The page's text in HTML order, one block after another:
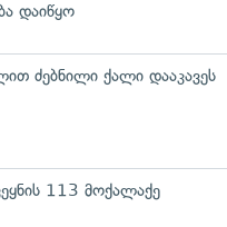
დაიწყო
ძებნილი ქალი დააკავეს
113 მოქალაქე